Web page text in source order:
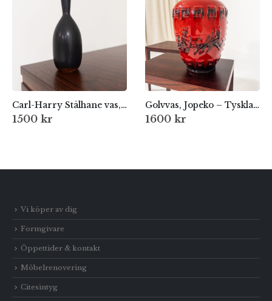
Carl-Harry Stålhane vas, Rörstrand
1500 kr
Golvvas, Jopeko – Tyskland, 1960-tal
1600 kr
Vi köper av dig
Formgivare
Öppettider & kontakt
Möbelrenovering
Citesintyg